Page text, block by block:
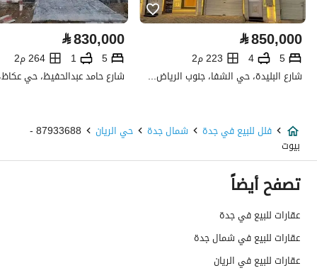
كهرباء
نعم
هاتف
الياف ضوئية
نعم
تفاصيل اضافية
عمر العقار
جديد
عرض الشارع
رقم المخطط
رقم صك الملكية
⃁850,000
5
4
223 م2
شارع البليدة، حي الشفا، جنوب الرياض، الرياض
⃁830,000
5
1 264 م2
فلل للبيع في جدة شمال جدة حي الريان 87933688 -
بيوت
تصفح أيضاً
عقارات للبيع في جدة
عقارات للبيع في شمال جدة
عقارات للبيع في الريان